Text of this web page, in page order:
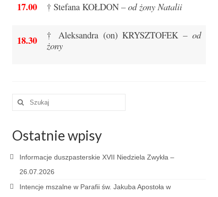
Apostoła w Częstochowie 2019
Narodowy Dzień Pamięci “Żołnierzy
Nasza parafia z lotu ptaka
Galerie 2018
Pasterka 2018
Remont kościoła
17.00 † Stefana KOŁDON – od żony Natalii
18.30 † Aleksandra (on) KRYSZTOFEK– od
żony
Szuklaj
Ostatnie wpisy
Informacje duszpasterskie XVII Niedziela Zwykła –
26.07.2026
Intencje mszalne w Parafii św. Jakuba Apostoła w